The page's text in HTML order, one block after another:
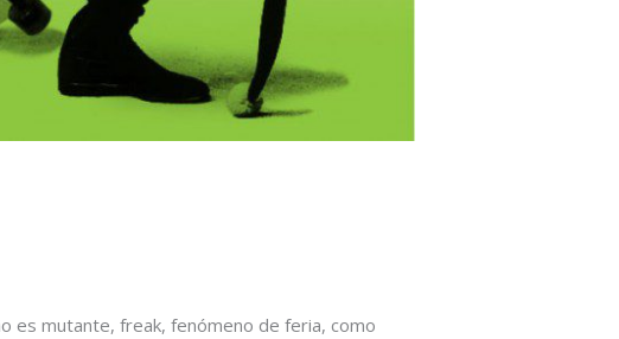
es mutante, freak, fenómeno de feria, como